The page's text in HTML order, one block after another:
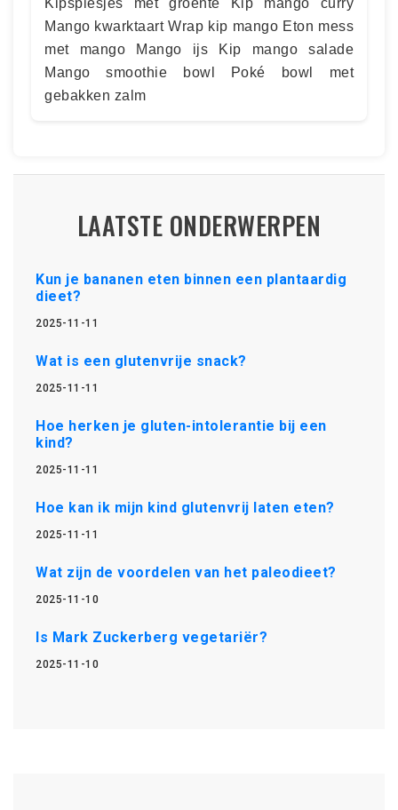
Kipspiesjes met groente Kip mango curry
Mango kwarktaart Wrap kip mango Eton mess
met mango Mango ijs Kip mango salade
Mango smoothie bowl Poké bowl met
gebakken zalm
LAATSTE ONDERWERPEN
Kun je bananen eten binnen een plantaardig
dieet?
2025-11-11
Wat is een glutenvrije snack?
2025-11-11
Hoe herken je gluten-intolerantie bij een
kind?
2025-11-11
Hoe kan ik mijn kind glutenvrij laten eten?
2025-11-11
Wat zijn de voordelen van het paleodieet?
2025-11-10
Is Mark Zuckerberg vegetariër?
2025-11-10